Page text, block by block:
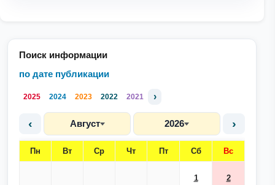
Поиск информации
по дате публикации
2025 2024 2023 2022 2021 ›
‹ Август 2026 ›
Пн Вт Ср Чт Пт Сб Вс
1 2